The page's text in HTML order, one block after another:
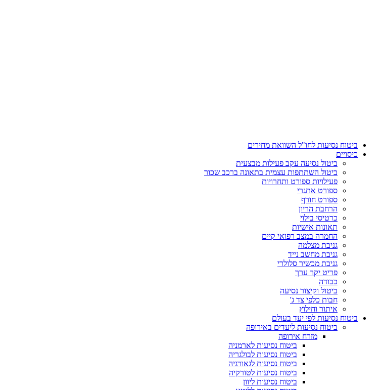
ביטוח נסיעות לחו"ל השוואת מחירים
כיסויים
ביטול נסיעה עקב פעילות מבצעית
ביטול השתתפות עצמית בתאונה ברכב שכור
פעילויות ספורט ותחרויות
ספורט אתגרי
ספורט חורף
הרחבת הריון
כרטיסי בילוי
תאונות אישיות
החמרה במצב רפואי קיים
גניבת מצלמה
גניבת מחשב נייד
גניבת מכשיר סלולרי
פריט יקר ערך
כבודה
ביטול וקיצור נסיעה
חבות כלפי צד ג'
איתור וחילוץ
ביטוח נסיעות לפי יעד בעולם
ביטוח נסיעות ליעדים באירופה
מזרח אירופה
ביטוח נסיעות לארמניה
ביטוח נסיעות לבולגריה
ביטוח נסיעות לגאורגיה
ביטוח נסיעות לטורקיה
ביטוח נסיעות ליוון